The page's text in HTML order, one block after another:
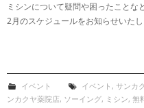
ミシンについて疑問や困ったこと
2月のスケジュールをお知らせいたし
イベント イベント , サンカ
ンカクヤ薬院店, ソーイング, ミシン, 無